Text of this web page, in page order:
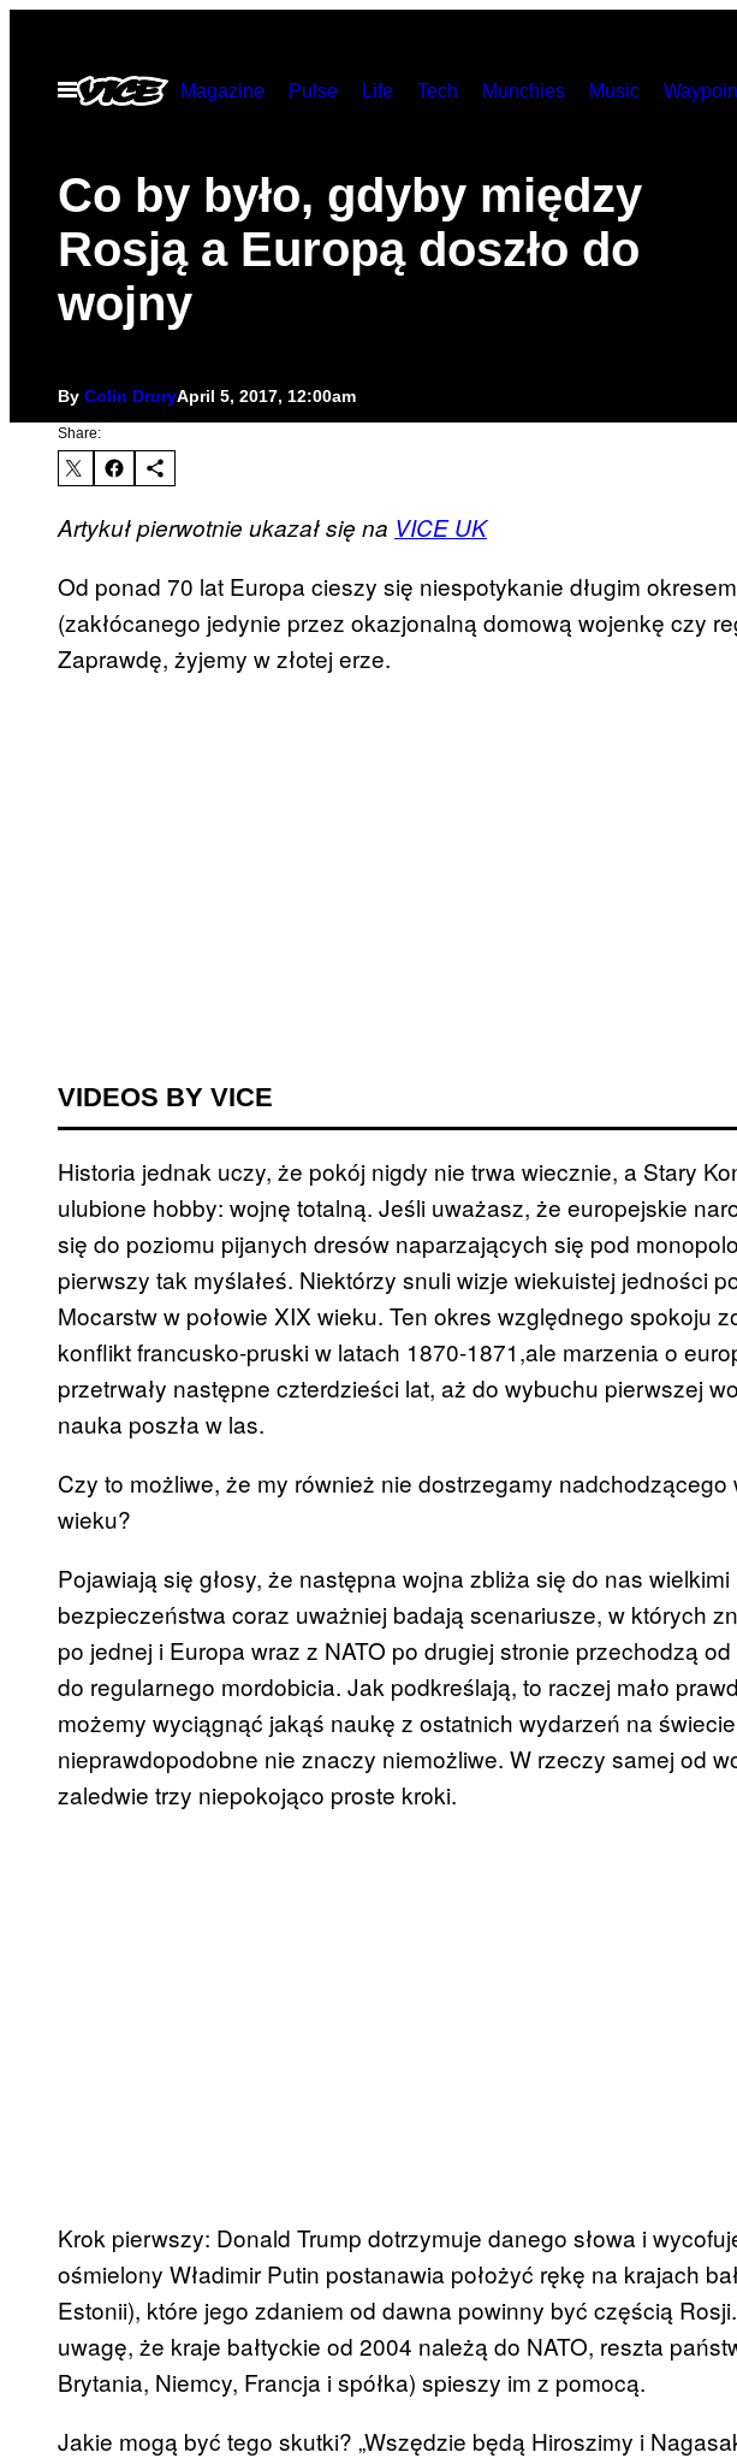
contentOpen
Menu
Magazine Pulse Life Tech Munchies Music
Co by było, gdyby między
Rosją a Europą doszło do
wojny
By Colin DruryApril 5, 2017, 12:00am
Share:
Artykuł pierwotnie ukazał się na VICE UK
Od ponad 70 lat Europa cieszy się niespotykanie długim
(zakłócanego jedynie przez okazjonalną domową wojenkę czy
Zaprawdę, żyjemy w złotej erze.
VIDEOS BY VICE
Historia jednak uczy, że pokój nigdy nie trwa wiecznie, a Stary
ulubione hobby: wojnę totalną. Jeśli uważasz, że europejskie
się do poziomu pijanych dresów naparzających się pod
pierwszy tak myślałeś. Niektórzy snuli wizje wiekuistej jedności
Mocarstw w połowie XIX wieku. Ten okres względnego spokoju
konflikt francusko-pruski w latach 1870-1871,ale marzenia o
przetrwały następne czterdzieści lat, aż do wybuchu pierwszej
nauka poszła w las.
Czy to możliwe, że my również nie dostrzegamy
wieku?
Pojawiają się głosy, że następna wojna zbliża się do nas
bezpieczeństwa coraz uważniej badają scenariusze, w których
po jednej i Europa wraz z NATO po drugiej stronie przechodzą
do regularnego mordobicia. Jak podkreślają, to raczej mało
możemy wyciągnąć jakąś naukę z ostatnich wydarzeń na
nieprawdopodobne nie znaczy niemożliwe. W rzeczy samej od
zaledwie trzy niepokojąco proste kroki.
Krok pierwszy: Donald Trump dotrzymuje danego słowa i
ośmielony Władimir Putin postanawia położyć rękę na krajach
Estonii), które jego zdaniem od dawna powinny być częścią
uwagę, że kraje bałtyckie od 2004 należą do NATO, reszta
Brytania, Niemcy, Francja i spółka) spieszy im z pomocą.
Jakie mogą być tego skutki? „Wszędzie będą Hiroszimy i